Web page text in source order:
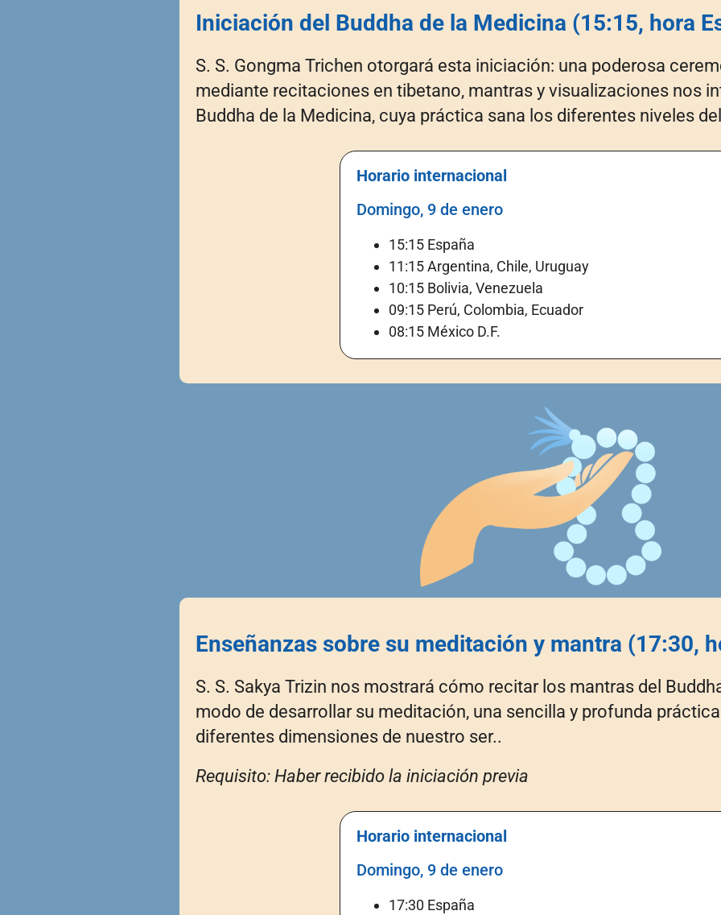
Iniciación del Buddha de la Medicina (15:15, hora
S. S. Gongma Trichen otorgará esta iniciación: una poderosa
mediante recitaciones en tibetano, mantras y visualizaciones nos
Buddha de la Medicina, cuya práctica sana los diferentes niveles
Horario internacional
Domingo, 9 de enero
15:15 España
11:15 Argentina, Chile, Uruguay
10:15 Bolivia, Venezuela
09:15 Perú, Colombia, Ecuador
08:15 México D.F.
Enseñanzas sobre su meditación y mantra (17:30,
S. S. Sakya Trizin nos mostrará cómo recitar los mantras del
modo de desarrollar su meditación, una sencilla y profunda
diferentes dimensiones de nuestro ser..
Requisito: Haber recibido la iniciación previa
Horario internacional
Domingo, 9 de enero
17:30 España